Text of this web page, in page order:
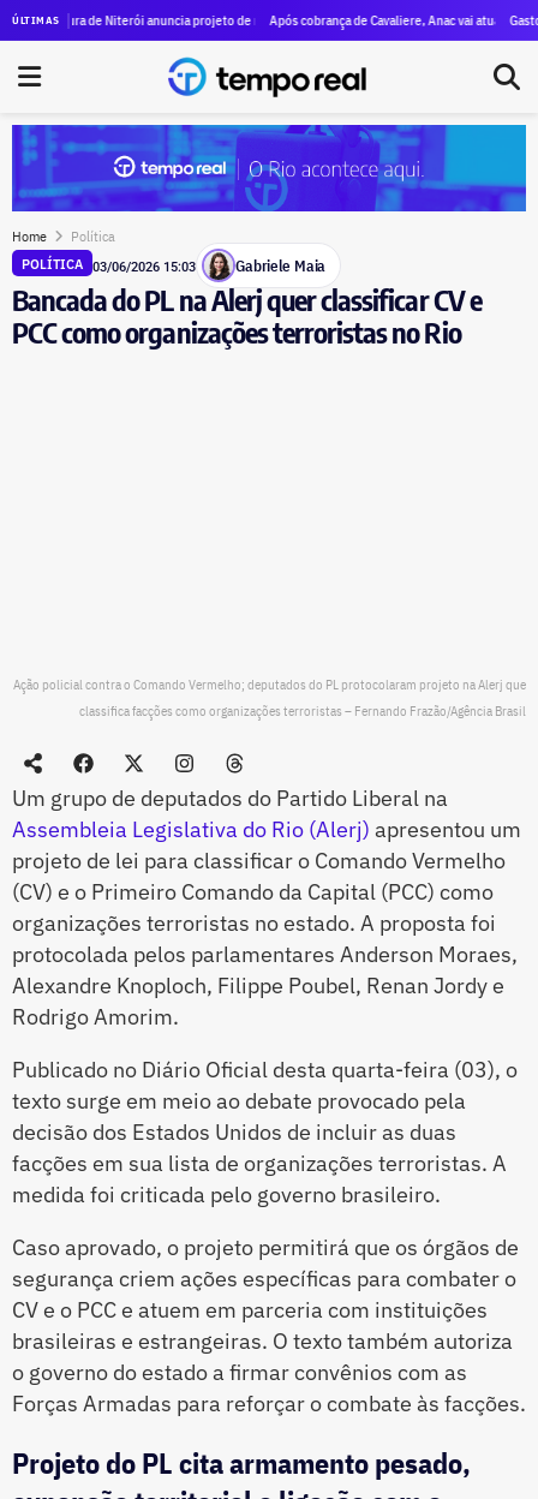
ÚLTIMAS
de Machado de Assis estão vivas no Rio
de Niterói anuncia projeto de revitalização da orla da Praia de Icaraí com implantação de
Após cobrança de Cavaliere, Anac vai atuar com a
Gasto do
Home Política
POLÍTICA 03/06/2026 15:03 Gabriele Maia
Bancada do PL na Alerj quer classificar CV e
PCC como organizações terroristas no Rio
Ação policial contra o Comando Vermelho; deputados do PL protocolaram projeto na Alerj que
classifica facções como organizações terroristas – Fernando Frazão/Agência Brasil
Um grupo de deputados do Partido Liberal na
Assembleia Legislativa do Rio (Alerj) apresentou um
projeto de lei para classificar o Comando Vermelho
(CV) e o Primeiro Comando da Capital (PCC) como
organizações terroristas no estado. A proposta foi
protocolada pelos parlamentares Anderson Moraes,
Alexandre Knoploch, Filippe Poubel, Renan Jordy e
Rodrigo Amorim.
Publicado no Diário Oficial desta quarta-feira (03), o
texto surge em meio ao debate provocado pela
decisão dos Estados Unidos de incluir as duas
facções em sua lista de organizações terroristas. A
medida foi criticada pelo governo brasileiro.
Caso aprovado, o projeto permitirá que os órgãos de
segurança criem ações específicas para combater o
CV e o PCC e atuem em parceria com instituições
brasileiras e estrangeiras. O texto também autoriza
o governo do estado a firmar convênios com as
Forças Armadas para reforçar o combate às facções.
Projeto do PL cita armamento pesado,